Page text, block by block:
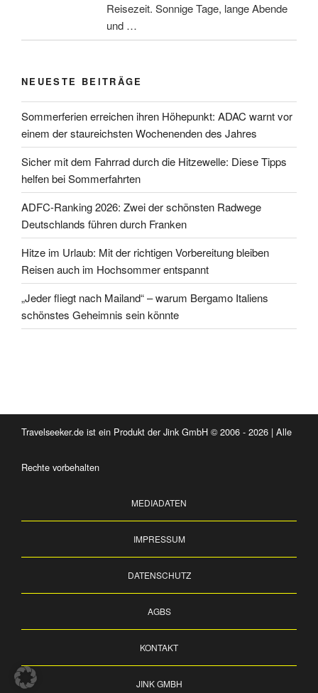
Reisezeit. Sonnige Tage, lange Abende
und …
NEUESTE BEITRÄGE
Sommerferien erreichen ihren Höhepunkt: ADAC warnt vor
einem der staureichsten Wochenenden des Jahres
Sicher mit dem Fahrrad durch die Hitzewelle: Diese Tipps
helfen bei Sommerfahrten
ADFC-Ranking 2026: Zwei der schönsten Radwege
Deutschlands führen durch Franken
Hitze im Urlaub: Mit der richtigen Vorbereitung bleiben
Reisen auch im Hochsommer entspannt
„Jeder fliegt nach Mailand“ – warum Bergamo Italiens
schönstes Geheimnis sein könnte
Travelseeker.de ist ein Produkt der Jink GmbH © 2006 - 2026 | Alle
Rechte vorbehalten
MEDIADATEN
IMPRESSUM
DATENSCHUTZ
AGBS
KONTAKT
JINK GMBH